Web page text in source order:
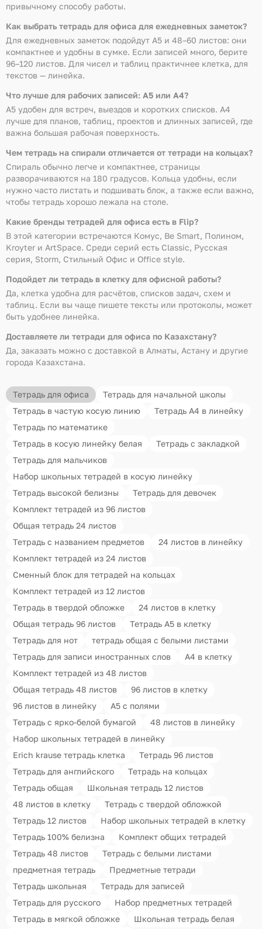
привычному способу работы.
Как выбрать тетрадь для офиса для ежедневных заметок?
Для ежедневных заметок подойдут A5 и 48–60 листов: они
компактнее и удобны в сумке. Если записей много, берите
96–120 листов. Для чисел и таблиц практичнее клетка, для
текстов — линейка.
Что лучше для рабочих записей: A5 или A4?
A5 удобен для встреч, выездов и коротких списков. A4
лучше для планов, таблиц, проектов и длинных записей, где
важна большая рабочая поверхность.
Чем тетрадь на спирали отличается от тетради на кольцах?
Спираль обычно легче и компактнее, страницы
разворачиваются на 180 градусов. Кольца удобны, если
нужно часто листать и подшивать блок, а также если важно,
чтобы тетрадь хорошо лежала на столе.
Какие бренды тетрадей для офиса есть в Flip?
В этой категории встречаются Комус, Be Smart, Полином,
Kroyter и ArtSpace. Среди серий есть Classic, Русская
серия, Storm, Стильный Офис и Office style.
Подойдет ли тетрадь в клетку для офисной работы?
Да, клетка удобна для расчётов, списков задач, схем и
таблиц. Если вы чаще пишете тексты или протоколы, может
быть удобнее линейка.
Доставляете ли тетради для офиса по Казахстану?
Да, заказать можно с доставкой в Алматы, Астану и другие
города Казахстана.
Тетрадь для офиса
Тетрадь для начальной школы
Тетрадь в частую косую линию
Тетрадь А4 в линейку
Тетрадь по математике
Тетрадь в косую линейку белая
Тетрадь с закладкой
Тетрадь для мальчиков
Набор школьных тетрадей в косую линейку
Тетрадь высокой белизны
Тетрадь для девочек
Комплект тетрадей из 96 листов
Общая тетрадь 24 листов
Тетрадь с названием предметов
24 листов в линейку
Комплект тетрадей из 24 листов
Сменный блок для тетрадей на кольцах
Комплект тетрадей из 12 листов
Тетрадь в твердой обложке
24 листов в клетку
Общая тетрадь 96 листов
Тетрадь А5 в клетку
Тетрадь для нот
тетрадь общая с белыми листами
Тетрадь для записи иностранных слов
А4 в клетку
Комплект тетрадей из 48 листов
Общая тетрадь 48 листов
96 листов в клетку
96 листов в линейку
А5 с полями
Тетрадь с ярко-белой бумагой
48 листов в линейку
Набор школьных тетрадей в линейку
Erich krause тетрадь клетка
Тетрадь 96 листов
Тетрадь для английского
Тетрадь на кольцах
Тетрадь общая
Школьная тетрадь 12 листов
48 листов в клетку
Тетрадь с твердой обложкой
Тетрадь 12 листов
Набор школьных тетрадей в клетку
Тетрадь 100% белизна
Комплект общих тетрадей
Тетрадь 48 листов
Тетрадь с белыми листами
предметная тетрадь
Предметные тетради
Тетрадь школьная
Тетрадь для записей
Тетрадь для русского
Набор предметных тетрадей
Тетрадь в мягкой обложке
Школьная тетрадь белая